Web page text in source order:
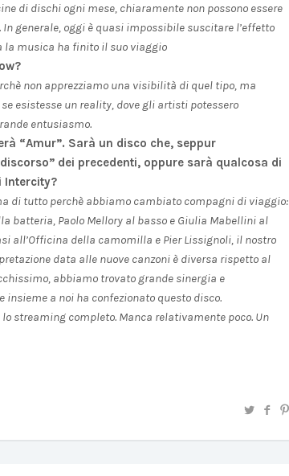
di dischi ogni mese, chiaramente non possono essere
generale, oggi è quasi impossibile suscitare l’effetto
la musica ha finito il suo viaggio
non apprezziamo una visibilità di quel tipo, ma
esistesse un reality, dove gli artisti potessero
entusiasmo.
“Amur”. Sarà un disco che, seppur
dei precedenti, oppure sarà qualcosa di
Intercity?
di tutto perchè abbiamo cambiato compagni di viaggio:
batteria, Paolo Mellory al basso e Giulia Mabellini al
all’Officina della camomilla e Pier Lissignoli, il nostro
data alle nuove canzoni è diversa rispetto al
abbiamo trovato grande sinergia e
a noi ha confezionato questo disco.
streaming completo. Manca relativamente poco. Un